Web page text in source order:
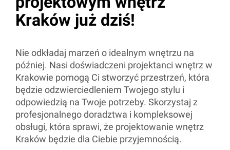
Kraków już dziś!
Nie odkładaj marzeń o idealnym wnętrzu na
później. Nasi doświadczeni projektanci wnętrz w
Krakowie pomogą Ci stworzyć przestrzeń, która
będzie odzwierciedleniem Twojego stylu i
odpowiedzią na Twoje potrzeby. Skorzystaj z
profesjonalnego doradztwa i kompleksowej
obsługi, która sprawi, że projektowanie wnętrz
Kraków będzie dla Ciebie przyjemnością.